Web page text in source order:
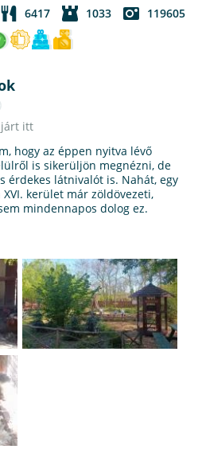
6417 1033 119605
itt
hogy az éppen nyitva lévő
is sikerüljön megnézni, de
érdekes látnivalót is. Nahát, egy
kerület már zöldövezeti,
mindennapos dolog ez.